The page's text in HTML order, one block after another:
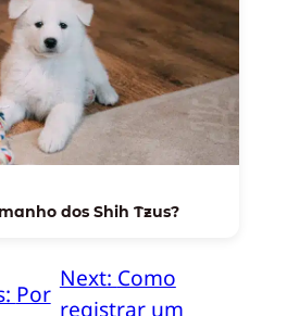
dos Shih Tzus?
Por
Next: Como
registrar um